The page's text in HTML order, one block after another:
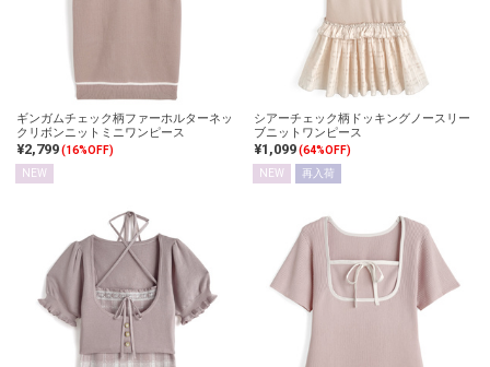
ギンガムチェック柄ファーホルターネッ
クリボンニットミニワンピース
¥2,799(16%OFF)
NEW
シアーチェック柄ドッキングノースリー
ブニットワンピース
¥1,099(64%OFF)
NEW
再入荷